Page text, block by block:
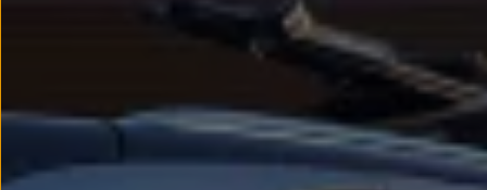
Tu coche conectado
Luces de advertencia
Manuales del coche
Todo sobre tu Volkswagen
Información sobre Diésel XTL
Suscripción de mantenimiento Long Drive
Modelos anteriores